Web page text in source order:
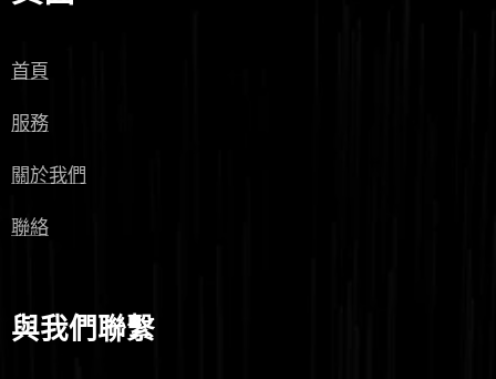
首頁
服務
關於我們
聯絡
與我們聯繫